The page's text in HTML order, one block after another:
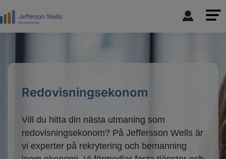
Redovisningsekonom
Vill du hitta din nästa utmaning som
redovisningsekonom? På Jeffersson Wells är
vi experter på rekrytering och bemanning